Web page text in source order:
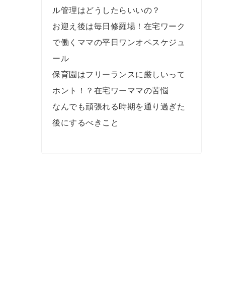
ル管理はどうしたらいいの？
お迎え後は毎日修羅場！在宅ワーク
で働くママの平日ワンオペスケジュ
ール
保育園はフリーランスに厳しいって
ホント！？在宅ワーママの苦悩
なんでも頑張れる時期を通り過ぎた
後にするべきこと